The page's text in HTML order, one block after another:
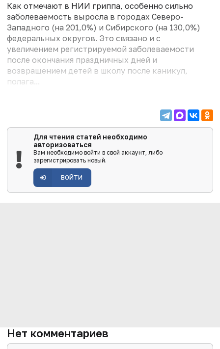
Как отмечают в НИИ гриппа, особенно сильно
заболеваемость выросла в городах Северо-
Западного (на 201,0%) и Сибирского (на 130,0%)
федеральных округов. Это связано и с
увеличением регистрируемой заболеваемости
после окончания праздничных дней и
возвращением детей в школу после каникул,
полага...
Для чтения статей необходимо
авторизоваться
Вам необходимо войти в свой аккаунт, либо
зарегистрировать новый.
ВОЙТИ
Нет комментариев